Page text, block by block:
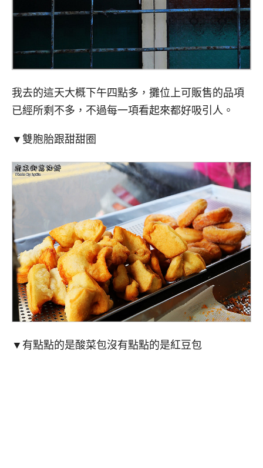
我去的這天大概下午四點多，攤位上可販售的品項
已經所剩不多，不過每一項看起來都好吸引人。
▼雙胞胎跟甜甜圈
▼有點點的是酸菜包沒有點點的是紅豆包